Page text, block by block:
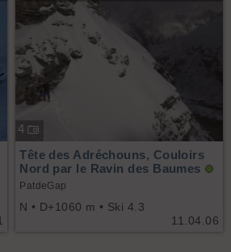
4
11.04.06
Tête des Adréchouns, Couloirs
Nord par le Ravin des Baumes
PatdeGap
N • D+1060 m • Ski 4.3